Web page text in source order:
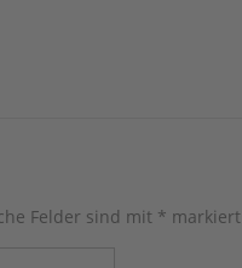
Felder sind mit * markiert